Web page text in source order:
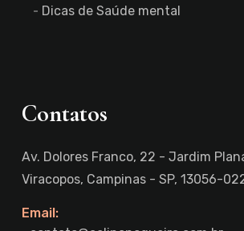
Dicas de Saúde mental
Contatos
Av. Dolores Franco, 22 - Jardim
Viracopos, Campinas - SP, 13056-
Email: